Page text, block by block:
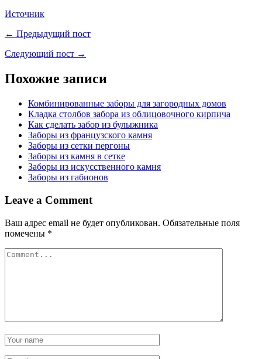
Источник
← Предыдущий пост
Следующий пост →
Похожие записи
Комбинированные заборы для загородных домов
Кладка столбов забора из облицовочного кирпича
Как сделать забор из булыжника
Заборы из французского камня
Заборы из сетки пергоны
Заборы из камня в сетке
Заборы из искусственного камня
Заборы из габионов
Leave a Comment
Ваш адрес email не будет опубликован. Обязательные поля
помечены *